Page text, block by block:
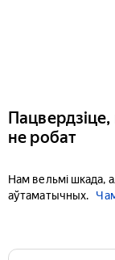
не робат
Нам вельмі шкада,
аўтаматычных.